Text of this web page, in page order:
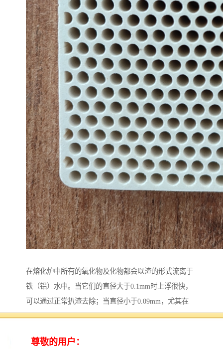
在熔化炉中所有的氧化物及化物都会以渣的形式流离于
铁（铝）水中。当它们的直径大于0.1mm时上浮很快，
可以通过正常扒渣去除；当直径小于0.09mm，尤其在
0.002mm左右时，这样子的杂质上浮慢，并且上升速度
约而悬浮于铁（铝）水中。想不使用挡渣棉和过滤网就